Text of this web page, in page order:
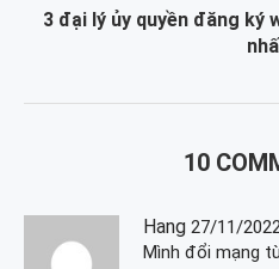
3 đại lý ủy quyền đăng
10
Hang 27/11/
Mình đổi mạng